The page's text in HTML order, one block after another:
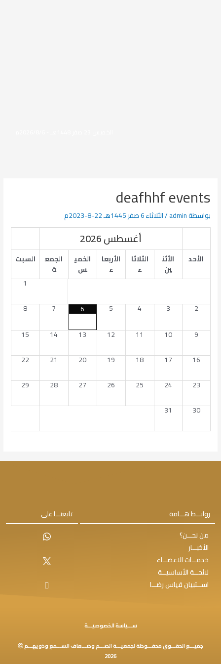
deafhhf events
بواسطةadmin
/الثلاثاء 6 صفر 1445هـ 22-8-2023م
أغسطس2026
الأحد
الأثن
ين
الثلاثا
ء
الأربعا
ء
الخمي
س
الجمع
ة
السبت
1
2
3
4
5
6
7
8
9
10
11
12
13
14
15
16
17
18
19
20
21
22
23
24
25
26
27
28
29
30
31
روابـــط هـــامة
تابعنـــا على
من نحـــن؟
الأخبـــار
خدمـــات الاعضـــاء
لائحـــة الأساسيـــة
اســـتبيان قياس رضـــا
ســـياسة الخصوصيـــة
جميـــع الحقـــوق محفـــوظة لجمعيـــة الصـــم وضـــعاف الســـمع وذويهـــم ⓒ
2026